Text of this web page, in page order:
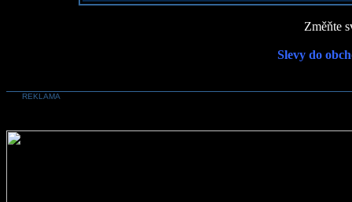
Změňte
Slevy do
REKLAMA